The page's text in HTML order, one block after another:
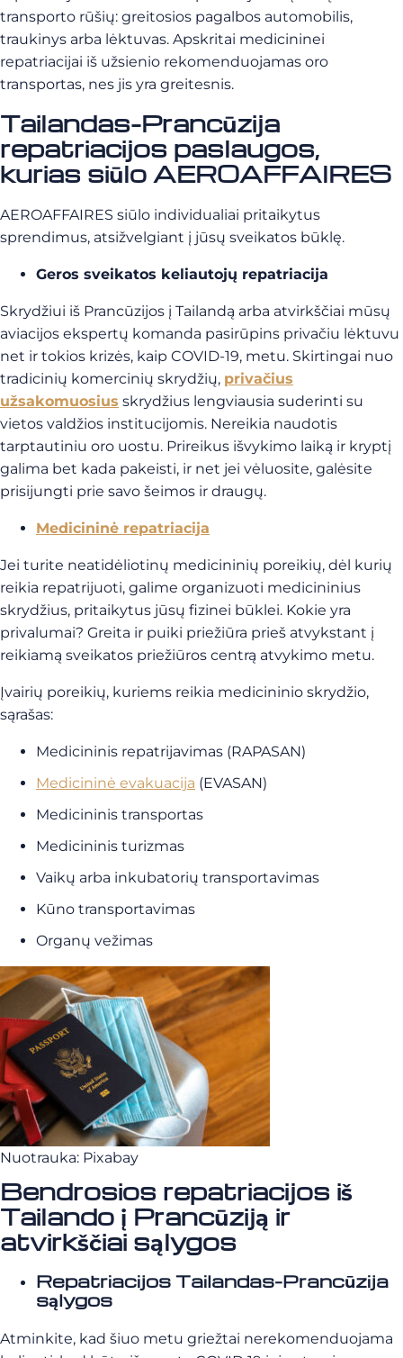
transporto rūšių: greitosios pagalbos automobilis,
traukinys arba lėktuvas. Apskritai medicininei
repatriacijai iš užsienio rekomenduojamas oro
transportas, nes jis yra greitesnis.
Tailandas-Prancūzija
repatriacijos paslaugos,
kurias siūlo AEROAFFAIRES
AEROAFFAIRES siūlo individualiai pritaikytus
sprendimus, atsižvelgiant į jūsų sveikatos būklę.
Geros sveikatos keliautojų repatriacija
Skrydžiui iš Prancūzijos į Tailandą arba atvirkščiai mūsų
aviacijos ekspertų komanda pasirūpins privačiu lėktuvu
net ir tokios krizės, kaip COVID-19, metu. Skirtingai nuo
tradicinių komercinių skrydžių, privačius
užsakomuosius skrydžius lengviausia suderinti su
vietos valdžios institucijomis. Nereikia naudotis
tarptautiniu oro uostu. Prireikus išvykimo laiką ir kryptį
galima bet kada pakeisti, ir net jei vėluosite, galėsite
prisijungti prie savo šeimos ir draugų.
Medicininė repatriacija
Jei turite neatidėliotinų medicininių poreikių, dėl kurių
reikia repatrijuoti, galime organizuoti medicininius
skrydžius, pritaikytus jūsų fizinei būklei. Kokie yra
privalumai? Greita ir puiki priežiūra prieš atvykstant į
reikiamą sveikatos priežiūros centrą atvykimo metu.
Įvairių poreikių, kuriems reikia medicininio skrydžio,
sąrašas:
Medicininis repatrijavimas (RAPASAN)
Medicininė evakuacija (EVASAN)
Medicininis transportas
Medicininis turizmas
Vaikų arba inkubatorių transportavimas
Kūno transportavimas
Organų vežimas
Nuotrauka: Pixabay
Bendrosios repatriacijos iš
Tailando į Prancūziją ir
atvirkščiai sąlygos
Repatriacijos Tailandas-Prancūzija
sąlygos
Atminkite, kad šiuo metu griežtai nerekomenduojama